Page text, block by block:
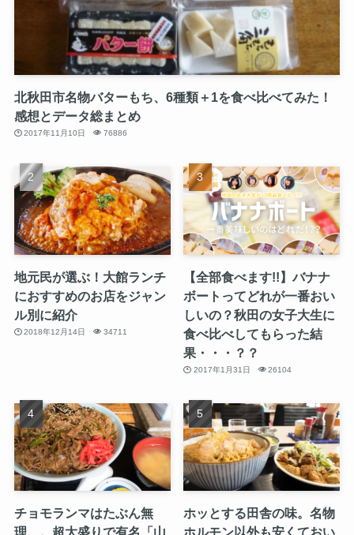
北秋田市名物バターもち、6種類＋1を食べ比べてみた！
感想とデータ総まとめ
2017年11月10日 76886
地元民が選ぶ！大館ランチ
におすすめのお店をジャン
ル別に紹介
2018年12月14日 34711
【全部食べます!!】バナナ
ボートってどれが一番おい
しいの？秋田の女子大生に
食べ比べしてもらった結
果・・・？？
2017年1月31日 26104
チョモランマはたぶん無
ホッとする田舎の味。名物